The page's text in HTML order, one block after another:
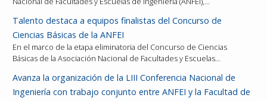
Talento destaca a equipos finalistas del Concurso de
Ciencias Básicas de la ANFEI
En el marco de la etapa eliminatoria del Concurso de Ciencias
Básicas de la Asociación Nacional de Facultades y Escuelas…
Avanza la organización de la LIII Conferencia Nacional de
Ingeniería con trabajo conjunto entre ANFEI y la Facultad de